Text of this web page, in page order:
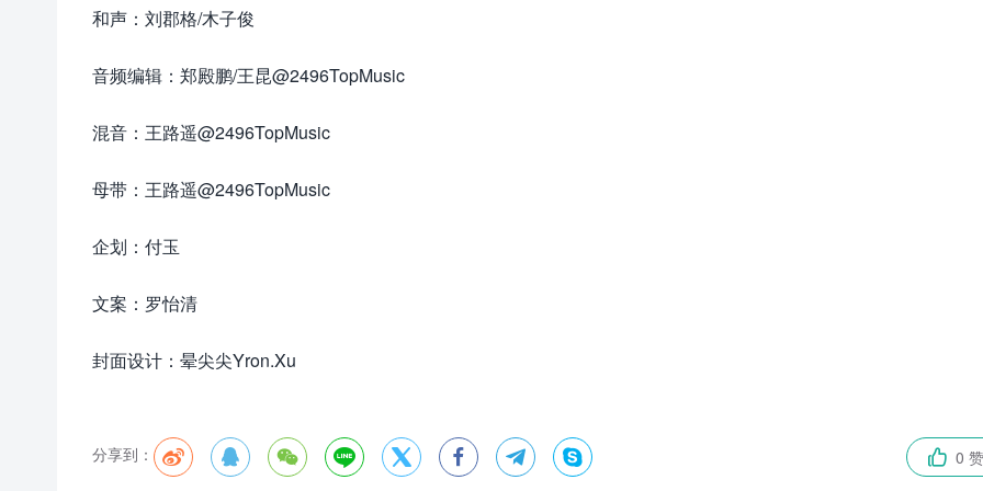
和声：刘郡格/木子俊
音频编辑：郑殿鹏/王昆@2496TopMusic
混音：王路遥@2496TopMusic
母带：王路遥@2496TopMusic
企划：付玉
文案：罗怡清
封面设计：晕尖尖Yron.Xu
分享到：          0 赞